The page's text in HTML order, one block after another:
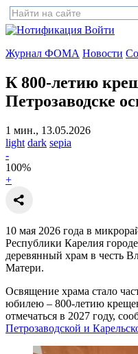
Войти
Журнал ФОМА Новости
К 800-летию
Петрозаводске
1 мин., 13.05.2026
light dark sepia
-
100%
+
10 мая 2026 года в
Республики Карелия
деревянный храм в честь
Матери.
Освящение храма стало
юбилею – 800-летию
отмечаться в 2027 году,
Петрозаводской и